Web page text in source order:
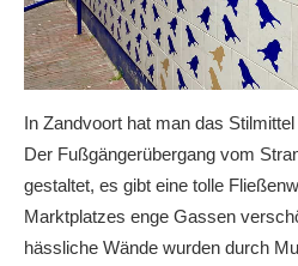
In Zandvoort hat man das
Der Fußgängerübergang vom
gestaltet, es gibt eine tolle
Marktplatzes enge Gassen
hässliche Wände wurden durch